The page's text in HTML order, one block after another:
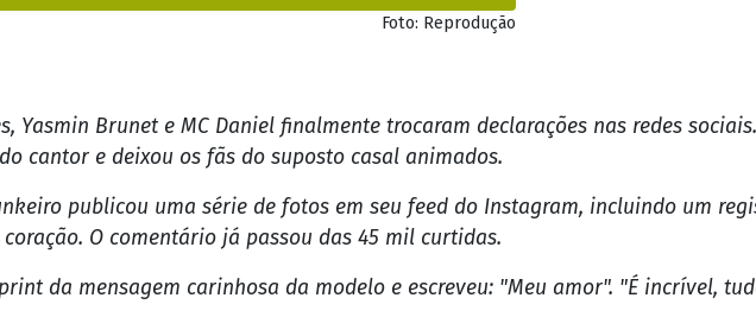
Foto: Reprodução
Yasmin Brunet e MC Daniel finalmente trocaram declarações nas redes
cantor e deixou os fãs do suposto casal animados.
publicou uma série de fotos em seu feed do Instagram, incluindo um
O comentário já passou das 45 mil curtidas.
da mensagem carinhosa da modelo e escreveu: "Meu amor". "É incrível,